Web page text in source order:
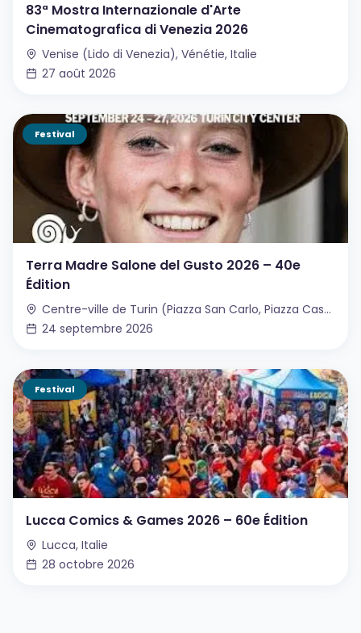
83ª Mostra Internazionale d'Arte
Cinematografica di Venezia 2026
Venise (Lido di Venezia), Vénétie, Italie
27 août 2026
Festival
Terra Madre Salone del Gusto 2026 – 40e
Édition
Centre-ville de Turin (Piazza San Carlo, Piazza Castello, Via Roma), Turin, Italie
24 septembre 2026
Festival
Lucca Comics & Games 2026 – 60e Édition
Lucca, Italie
28 octobre 2026